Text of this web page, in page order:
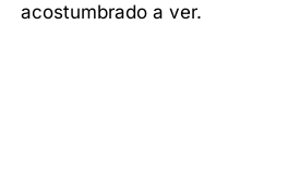
acostumbrado a ver.